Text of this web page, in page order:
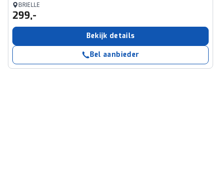
BRIELLE
299,-
Bekijk details
Bel aanbieder